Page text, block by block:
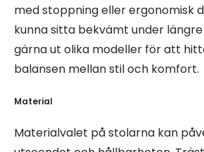
med stoppning eller ergonomisk
kunna sitta bekvämt under
gärna ut olika modeller för att
balansen mellan stil och komfort.
Material
Materialvalet på stolarna kan